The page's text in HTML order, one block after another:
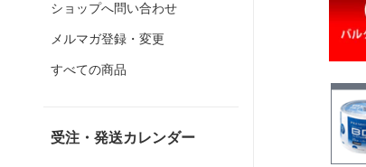
ショップへ問い合わせ
メルマガ登録・変更
すべての商品
受注・発送カレンダー